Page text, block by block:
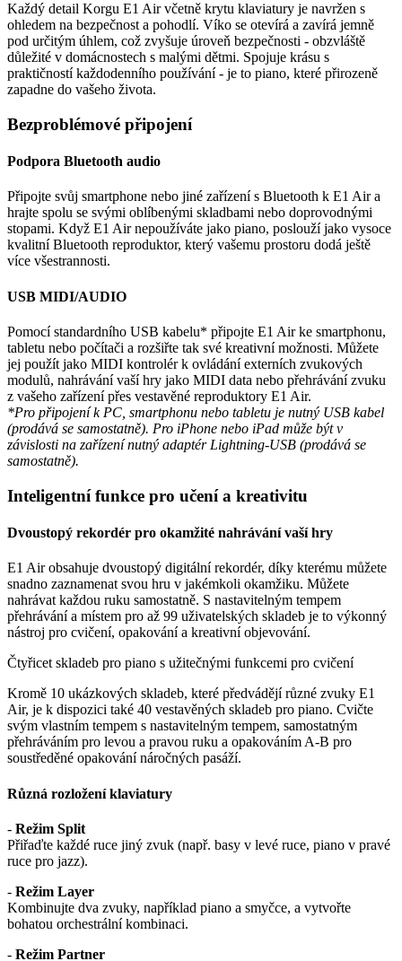
Každý detail Korgu E1 Air včetně krytu klaviatury je navržen s
ohledem na bezpečnost a pohodlí. Víko se otevírá a zavírá jemně
pod určitým úhlem, což zvyšuje úroveň bezpečnosti - obzvláště
důležité v domácnostech s malými dětmi. Spojuje krásu s
praktičností každodenního používání - je to piano, které přirozeně
zapadne do vašeho života.
Bezproblémové připojení
Podpora Bluetooth audio
Připojte svůj smartphone nebo jiné zařízení s Bluetooth k E1 Air a
hrajte spolu se svými oblíbenými skladbami nebo doprovodnými
stopami. Když E1 Air nepoužíváte jako piano, poslouží jako vysoce
kvalitní Bluetooth reproduktor, který vašemu prostoru dodá ještě
více všestrannosti.
USB MIDI/AUDIO
Pomocí standardního USB kabelu* připojte E1 Air ke smartphonu,
tabletu nebo počítači a rozšiřte tak své kreativní možnosti. Můžete
jej použít jako MIDI kontrolér k ovládání externích zvukových
modulů, nahrávání vaší hry jako MIDI data nebo přehrávání zvuku
z vašeho zařízení přes vestavěné reproduktory E1 Air.
*Pro připojení k PC, smartphonu nebo tabletu je nutný USB kabel
(prodává se samostatně). Pro iPhone nebo iPad může být v
závislosti na zařízení nutný adaptér Lightning-USB (prodává se
samostatně).
Inteligentní funkce pro učení a kreativitu
Dvoustopý rekordér pro okamžité nahrávání vaší hry
E1 Air obsahuje dvoustopý digitální rekordér, díky kterému můžete
snadno zaznamenat svou hru v jakémkoli okamžiku. Můžete
nahrávat každou ruku samostatně. S nastavitelným tempem
přehrávání a místem pro až 99 uživatelských skladeb je to výkonný
nástroj pro cvičení, opakování a kreativní objevování.
Čtyřicet skladeb pro piano s užitečnými funkcemi pro cvičení
Kromě 10 ukázkových skladeb, které předvádějí různé zvuky E1
Air, je k dispozici také 40 vestavěných skladeb pro piano. Cvičte
svým vlastním tempem s nastavitelným tempem, samostatným
přehráváním pro levou a pravou ruku a opakováním A-B pro
soustředěné opakování náročných pasáží.
Různá rozložení klaviatury
- Režim Split
Přiřaďte každé ruce jiný zvuk (např. basy v levé ruce, piano v pravé
ruce pro jazz).
- Režim Layer
Kombinujte dva zvuky, například piano a smyčce, a vytvořte
bohatou orchestrální kombinaci.
- Režim Partner